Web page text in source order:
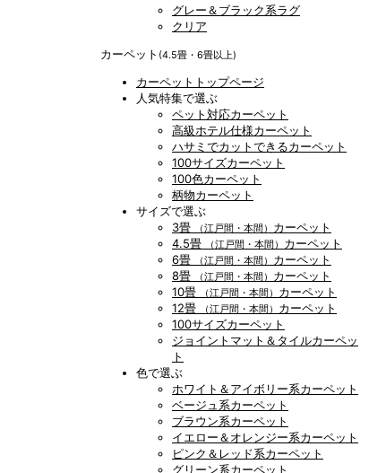
グレー＆ブラック系ラグ
クリア
カーペット (4.5畳・6畳以上)
カーペットトップページ
人気特集で選ぶ
ペット対応カーペット
高級ホテル仕様カーペット
ハサミでカットできるカーペット
100サイズカーペット
100色カーペット
柄物カーペット
サイズで選ぶ
3畳
（江戸間・本間） カーペット
4.5畳
（江戸間・本間） カーペット
6畳
（江戸間・本間） カーペット
8畳
（江戸間・本間） カーペット
10畳
（江戸間・本間） カーペット
12畳
（江戸間・本間） カーペット
100サイズカーペット
ジョイントマット＆タイルカーペッ
ト
色で選ぶ
ホワイト＆アイボリー系カーペット
ベージュ系カーペット
ブラウン系カーペット
イエロー＆オレンジー系カーペット
ピンク＆レッド系カーペット
グリーン系カーペット